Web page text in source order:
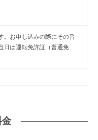
。お申し込みの際にその旨
日は運転免許証（普通免
金